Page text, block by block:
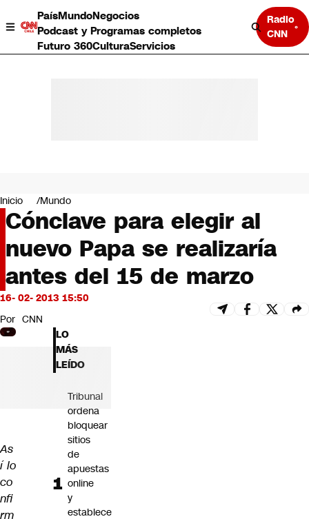
PaísMundoNegocios
Podcast y Programas completos
Futuro 360CulturaServicios
Radio
CNN
Negocios
Deportes
Programas completos
Cultura
Servicios
Bits
CNN tiempo
Futuro 360
Opinión
Inicio Mundo
Cónclave para elegir al
nuevo Papa se realizaría
antes del 15 de marzo
16- 02- 2013 15:50
Por CNN
As
í lo
co
nfi
rm
LO
MÁS
LEÍDO
Tribunal
ordena
bloquear
sitios
de
apuestas
online
y
establece